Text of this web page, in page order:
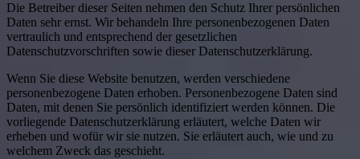
Die Betreiber dieser Seiten nehmen den Schutz Ihrer persönlichen
Daten sehr ernst. Wir behandeln Ihre personenbezogenen Daten
vertraulich und entsprechend der gesetzlichen
Datenschutzvorschriften sowie dieser Datenschutzerklärung.
Wenn Sie diese Website benutzen, werden verschiedene
personenbezogene Daten erhoben. Personenbezogene Daten sind
Daten, mit denen Sie persönlich identifiziert werden können. Die
vorliegende Datenschutzerklärung erläutert, welche Daten wir
erheben und wofür wir sie nutzen. Sie erläutert auch, wie und zu
welchem Zweck das geschieht.